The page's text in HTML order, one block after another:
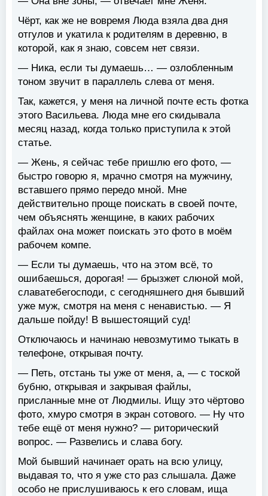
Чёрт, как же не вовремя Люда взяла два дня
отгулов и укатила к родителям в деревню, в
которой, как я знаю, совсем нет связи.
— Ника, если ты думаешь… — озлобленным
тоном звучит в параллель слева от меня.
Так, кажется, у меня на личной почте есть фотка
этого Васильева. Люда мне его скидывала
месяц назад, когда только приступила к этой
статье.
— Жень, я сейчас тебе пришлю его фото, —
быстро говорю я, мрачно смотря на мужчину,
вставшего прямо передо мной. Мне
действительно проще поискать в своей почте,
чем объяснять женщине, в каких рабочих
файлах она может поискать это фото в моём
рабочем компе.
— Если ты думаешь, что на этом всё, то
ошибаешься, дорогая! — брызжет слюной мой,
славатебегосподи, с сегодняшнего дня бывший
уже муж, смотря на меня с ненавистью. — Я
дальше пойду! В вышестоящий суд!
Отключаюсь и начинаю невозмутимо тыкать в
телефоне, открывая почту.
— Петь, отстань ты уже от меня, а, — с тоской
бубню, открывая и закрывая файлы,
присланные мне от Людмилы. Ищу это чёртово
фото, хмуро смотря в экран сотового. — Ну что
тебе ещё от меня нужно? — риторический
вопрос. — Развелись и слава богу.
Мой бывший начинает орать на всю улицу,
выдавая то, что я уже сто раз слышала. Даже
особо не прислушиваюсь к его словам, ища